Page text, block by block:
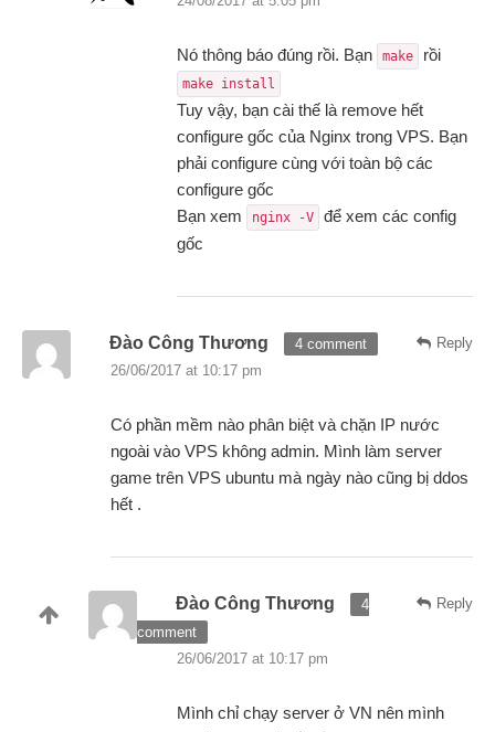
Nó thông báo đúng rồi. Bạn make rồi
make install
Tuy vậy, bạn cài thế là remove hết
configure gốc của Nginx trong VPS. Bạn
phải configure cùng với toàn bộ các
configure gốc
Bạn xem
nginx -V
để xem các config
gốc
Reply
Đào Công Thương
4 comment
26/06/2017 at 10:17 pm
Có phần mềm nào phân biệt và chặn IP nước
ngoài vào VPS không admin. Mình làm server
game trên VPS ubuntu mà ngày nào cũng bị ddos
hết .
Reply
Đào Công Thương
4
comment
26/06/2017 at 10:17 pm
Mình chỉ chạy server ở VN nên mình